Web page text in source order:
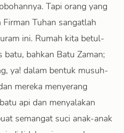
Tapi orang yang
Tuhan sangatlah
ini. Rumah kita betul-
bahkan Batu Zaman;
ya! dalam bentuk musuh-
mereka menyerang
api dan menyalakan
semangat suci anak-anak